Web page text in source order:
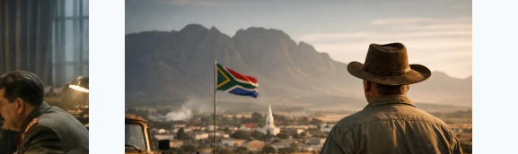
CAMBIATO
DAVVERO
E
QUALI
EFFETTI
RESTANO
NELL’ITALIA